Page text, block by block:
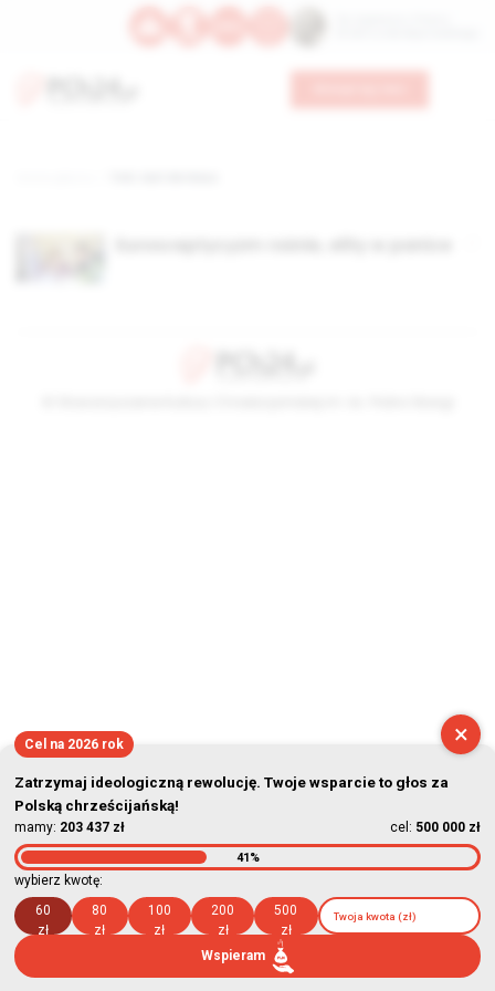
×
Cel na 2026 rok
Zatrzymaj ideologiczną rewolucję. Twoje wsparcie to głos za
Polską chrześcijańską!
mamy: 203 437 zł cel: 500 000 zł
41%
wybierz kwotę:
60
zł
80
zł
100
zł
200
zł
500
zł
Wspieram